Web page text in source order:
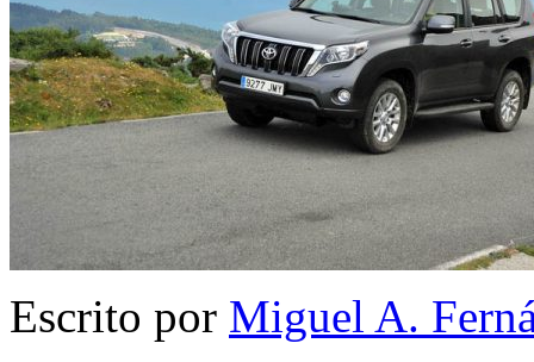
Escrito por Miguel A.